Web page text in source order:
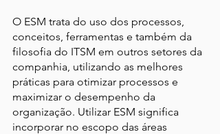
O ESM trata do uso dos processos,
conceitos, ferramentas e também da
filosofia do ITSM em outros setores da
companhia, utilizando as melhores
práticas para otimizar processos e
maximizar o desempenho da
organização. Utilizar ESM significa
incorporar no escopo das áreas